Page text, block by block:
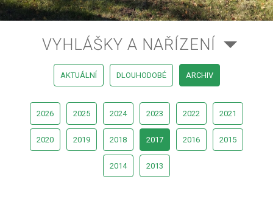
VYHLÁŠKY A NAŘÍZENÍ
AKTUÁLNÍ DLOUHODOBÉ ARCHIV
2026 2025 2024 2023 2022 2021
2020 2019 2018 2017 2016 2015
2014 2013